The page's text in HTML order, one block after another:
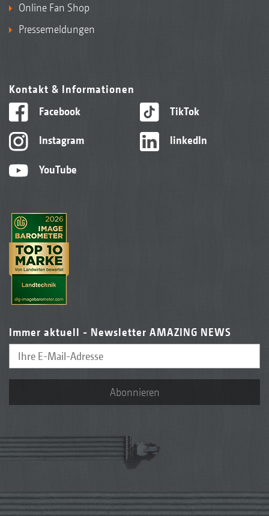
Online Fan Shop
Pressemeldungen
Kontakt & Informationen
Facebook
Instagram
YouTube
TikTok
linkedIn
Immer aktuell - Newsletter AMAZING NEWS
Abonnieren